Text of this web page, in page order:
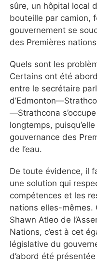
sûre, un hôpital local
bouteille par camion,
gouvernement se
des Premières
Quels sont les
Certains ont été
entre le secrétaire
—Strathcona
longtemps,
gouvernance des
de l’eau.
De toute évidence, il
une solution qui
compétences et les
nations elles-mêmes.
Shawn Atleo de
Nations, c’est à cet
législative du
d’abord été